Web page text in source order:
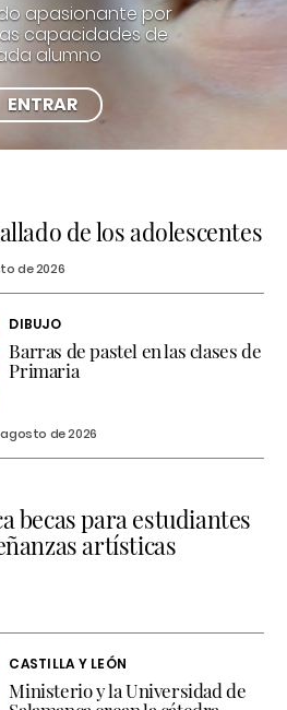
apasionante por
capacidades de
alumno
ENTRAR
de los adolescentes
de 2026
DIBUJO
Barras de pastel en las clases de
Primaria
de 2026
becas para estudiantes
artísticas
CASTILLA Y LEÓN
Ministerio y la Universidad de